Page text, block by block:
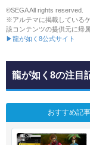
©SEGA All rights reserved.
※アルテマに掲載している
該コンテンツの提供元に帰
▶龍が如く8公式サイト
龍が如く8の注目
おすすめ記事